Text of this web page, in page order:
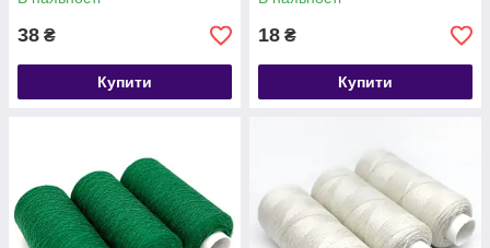
38 ₴
Купити
18 ₴
Купити